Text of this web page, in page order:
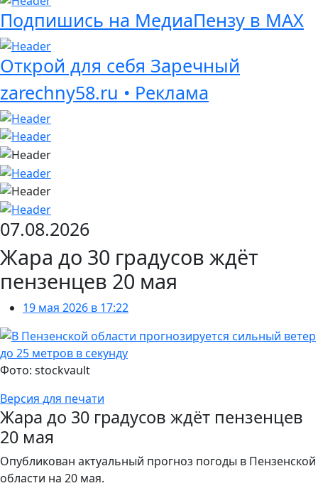
Подпишись на МедиаПензу в МАХ
Открой для себя Заречный
zarechny58.ru • Реклама
07.08.2026
Жара до 30 градусов ждёт
пензенцев 20 мая
19 мая 2026 в 17:22
Фото: stockvault
Версия для печати
Жара до 30 градусов ждёт пензенцев
20 мая
Опубликован актуальный прогноз погоды в Пензенской
области на 20 мая.